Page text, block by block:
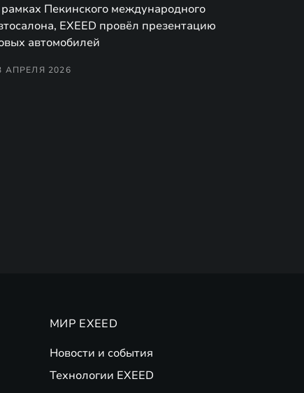
Пекинского международного
EXEED провёл презентацию
автомобилей
АПРЕЛЯ 2026
МИР EXEED
Новости и события
Технологии EXEED